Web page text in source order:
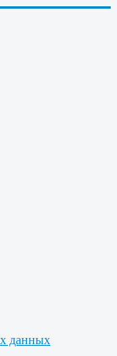
данных